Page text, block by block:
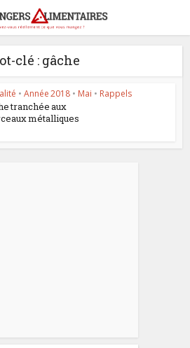
clé : gâche
• Année 2018 • Mai • Rappels
tranchée aux
métalliques